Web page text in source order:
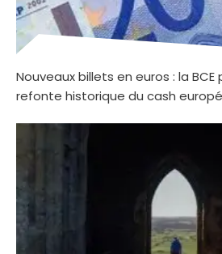
Nouveaux billets en euros : la BCE
refonte historique du cash